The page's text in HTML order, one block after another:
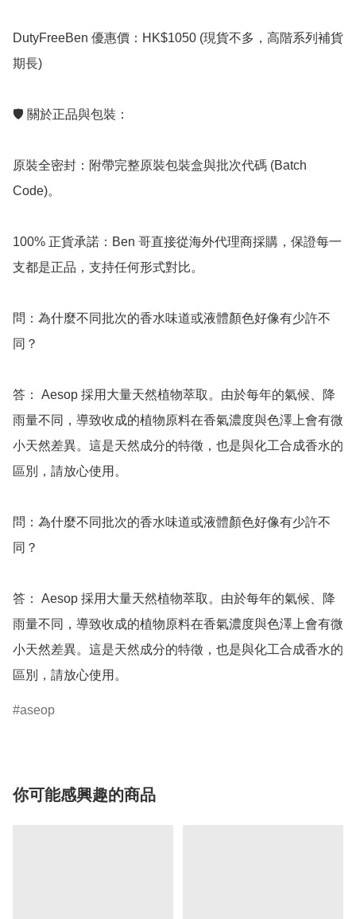
DutyFreeBen 優惠價：HK$1050 (現貨不多，高階系列補貨
期長)
🛡️ 關於正品與包裝：
原裝全密封：附帶完整原裝包裝盒與批次代碼 (Batch
Code)。
100% 正貨承諾：Ben 哥直接從海外代理商採購，保證每一
支都是正品，支持任何形式對比。
問：為什麼不同批次的香水味道或液體顏色好像有少許不
同？
答： Aesop 採用大量天然植物萃取。由於每年的氣候、降
雨量不同，導致收成的植物原料在香氣濃度與色澤上會有微
小天然差異。這是天然成分的特徵，也是與化工合成香水的
區別，請放心使用。
問：為什麼不同批次的香水味道或液體顏色好像有少許不
同？
答： Aesop 採用大量天然植物萃取。由於每年的氣候、降
雨量不同，導致收成的植物原料在香氣濃度與色澤上會有微
小天然差異。這是天然成分的特徵，也是與化工合成香水的
區別，請放心使用。
aseop
你可能感興趣的商品